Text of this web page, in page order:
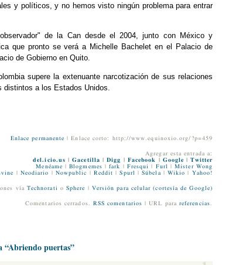
y políticos, y no hemos visto ningún problema para entrar
de la Can desde el 2004, junto con México y
que pronto se verá a Michelle Bachelet en el Palacio de
de Gobierno en Quito.
supere la extenuante narcotización de sus relaciones
distintos a los Estados Unidos.
Enlace permanente | Enlace corto: http://www.equinoxio.org/?p=459
Agregar esta entrada a:
del.icio.us |Gacetilla |Digg Facebook Google |Twitter
Menéame |Blogmemes |fark Fresqui Furl |Mister Wong
Neodiario Nowpublic Reddit |Spurl |Súbela| Wikio Yahoo!
vía Technorati o Sphere Versión para celular (cortesía de Google)
Comentarios cerrados. RSS comentarios | URL parareferencias.
“Abriendo puertas”